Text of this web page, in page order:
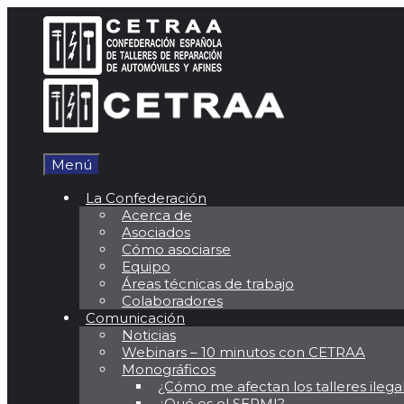
Saltar
contenido
Menú
La Confederación
Acerca de
Asociados
Cómo asociarse
Equipo
Áreas técnicas de trabajo
Colaboradores
Comunicación
Noticias
Webinars – 10 minutos con CETRAA
Monográficos
¿Cómo me afectan los talleres